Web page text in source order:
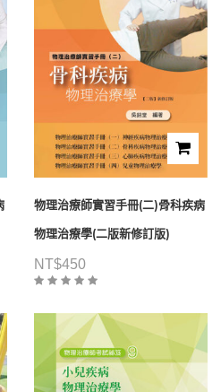
物理治療師實習手冊(二)骨科疾病
物理治療學(二版新修訂版)
NT$450